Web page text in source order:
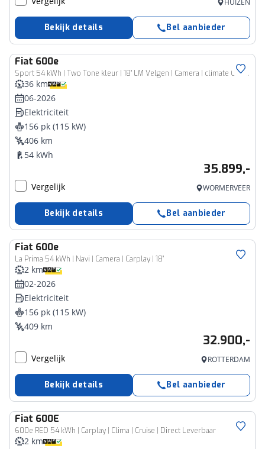
HUIZEN
Bekijk details Bel aanbieder
Fiat 600e
Sport 54 kWh | Two Tone kleur | 18" LM Velgen | Camera | climate Control | Alacantara/ Leder | Alleen voor proefritten beschikbaar
36 km
06-2026
Elektriciteit
156 pk (115 kW)
406 km
54 kWh
35.899,-
Vergelijk WORMERVEER
Bekijk details Bel aanbieder
Fiat 600e
La Prima 54 kWh | Navi | Camera | Carplay | 18"
2 km
02-2026
Elektriciteit
156 pk (115 kW)
409 km
32.900,-
Vergelijk ROTTERDAM
Bekijk details Bel aanbieder
Fiat 600E
600e RED 54 kWh | Carplay | Clima | Cruise | Direct Leverbaar
2 km